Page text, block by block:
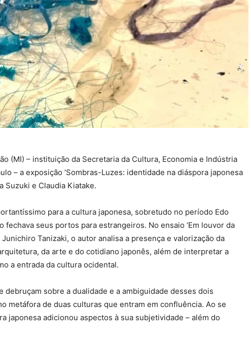
(MI) – instituição da Secretaria da Cultura, Economia e Indústria
– a exposição ‘Sombras-Luzes: identidade na diáspora japonesa
Suzuki e Claudia Kiatake.
para a cultura japonesa, sobretudo no período Edo
fechava seus portos para estrangeiros. No ensaio ‘Em louvor da
Tanizaki, o autor analisa a presença e valorização da
da arte e do cotidiano japonês, além de interpretar a
a entrada da cultura ocidental.
debruçam sobre a dualidade e a ambiguidade desses dois
metáfora de duas culturas que entram em confluência. Ao se
japonesa adicionou aspectos à sua subjetividade – além do